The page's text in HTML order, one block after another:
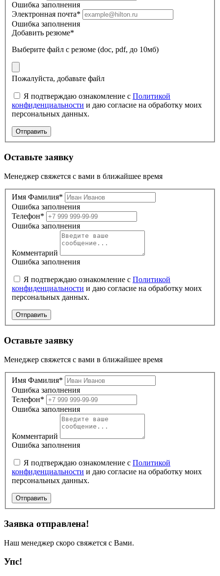
Ошибка заполнения
Электронная почта*
Ошибка заполнения
Добавить резюме*
Выберите файл с резюме (doc, pdf, до 10мб)
Пожалуйста, добавьте файл
Я подтверждаю ознакомление с Политикой
конфиденциальности
персональных данных.
Отправить
Оставьте заявку
Менеджер свяжется с вами в ближайшее время
Имя Фамилия*
Ошибка заполнения
Телефон*
Ошибка заполнения
Комментарий
Ошибка заполнения
Я подтверждаю ознакомление с Политикой
конфиденциальности
персональных данных.
Отправить
Оставьте заявку
Менеджер свяжется с вами в ближайшее время
Имя Фамилия*
Ошибка заполнения
Телефон*
Ошибка заполнения
Комментарий
Ошибка заполнения
Я подтверждаю ознакомление с Политикой
конфиденциальности
персональных данных.
Отправить
Заявка отправлена!
Наш менеджер скоро свяжется с Вами.
Упс!